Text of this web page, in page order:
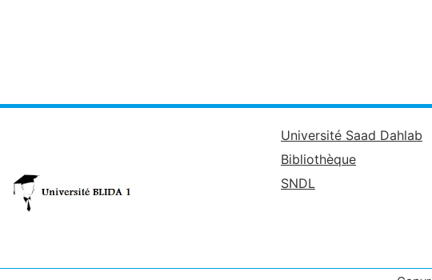
Université Saad Dahlab
Bibliothèque
SNDL